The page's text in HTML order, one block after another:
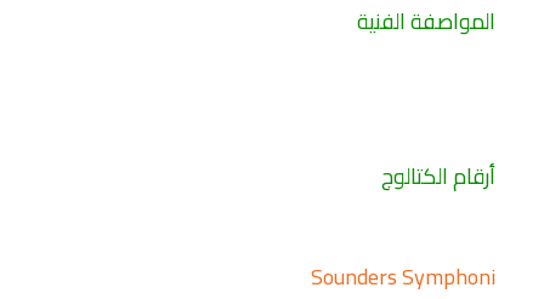
المواصفة الفنية
أرقام الكتالوج
Sounders Symphoni